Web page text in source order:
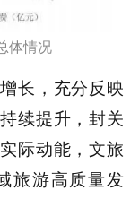
体情况
长，充分反映
续提升，封关
际动能，文旅
旅游高质量发